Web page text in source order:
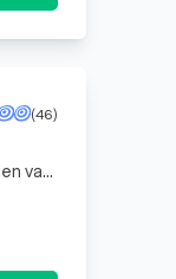
(46)
van